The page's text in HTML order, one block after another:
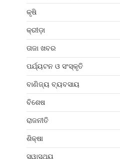
କୃଷି
କ୍ରୀଡ଼ା
ତାଜା ଖବର
ପର୍ଯ୍ୟଟନ ଓ ସଂସ୍କୃତି
ବାଣିଜ୍ୟ ବ୍ୟବସାୟ
ବିଶେଷ
ରାଜନୀତି
ଶିକ୍ଷା
ସ୍ୱାସ୍ଥ୍ୟ